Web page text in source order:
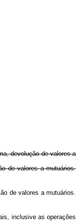
devolução de valores a
de valores a mutuários.
de valores a mutuários.
inclusive as operações